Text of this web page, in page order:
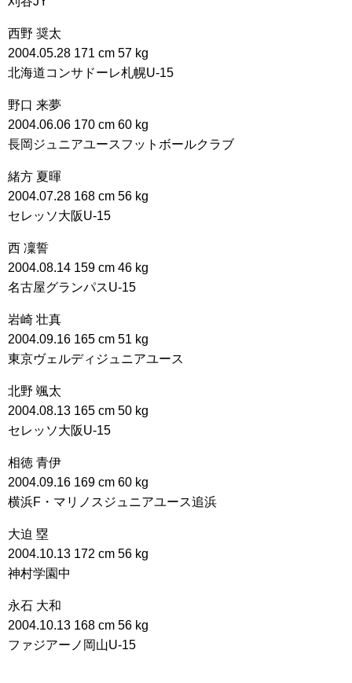
西野 奨太
2004.05.28 171 cm 57 kg
北海道コンサドーレ札幌U-15
野口 来夢
2004.06.06 170 cm 60 kg
長岡ジュニアユースフットボールクラブ
緒方 夏暉
2004.07.28 168 cm 56 kg
セレッソ大阪U-15
西 凜誓
2004.08.14 159 cm 46 kg
名古屋グランパスU-15
岩崎 壮真
2004.09.16 165 cm 51 kg
東京ヴェルディジュニアユース
北野 颯太
2004.08.13 165 cm 50 kg
セレッソ大阪U-15
相徳 青伊
2004.09.16 169 cm 60 kg
横浜F・マリノスジュニアユース追浜
大迫 塁
2004.10.13 172 cm 56 kg
神村学園中
永石 大和
2004.10.13 168 cm 56 kg
ファジアーノ岡山U-15